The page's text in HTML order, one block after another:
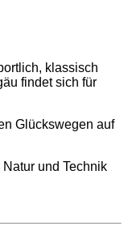
klassisch
findet sich für
Glückswegen auf
Natur und Technik